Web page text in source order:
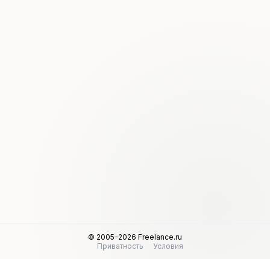
© 2005–2026 Freelance.ru
Приватность
Условия